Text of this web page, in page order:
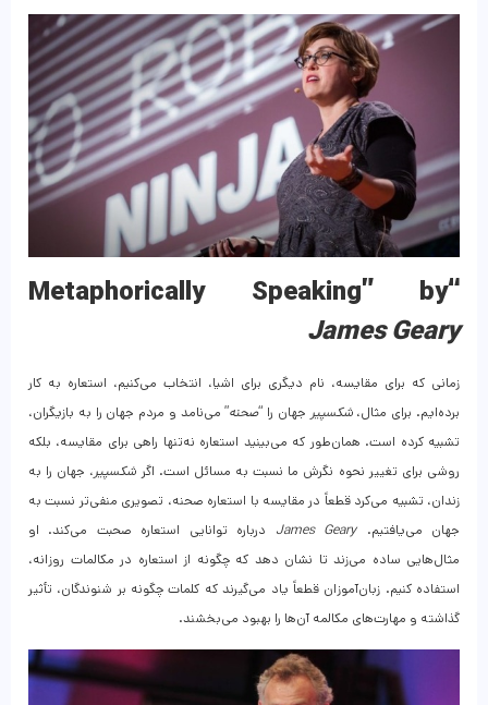
“Metaphorically Speaking” by
James Geary
زمانی که برای مقایسه، نام دیگری برای اشیا، انتخاب می‌کنیم، استعاره به کار
برده‌ایم. برای مثال،شکسپیر جهان را “صحنه” می‌نامد و مردم جهان را به بازیگران،
تشبیه کرده است. همان‌طور که می‌بینید استعاره نه‌تنها راهی برای مقایسه، بلکه
روشی برای تغییر نحوه نگرش ما نسبت به مسائل است. اگر شکسپیر، جهان را به
زندان، تشبیه می‌کرد قطعاً در مقایسه با استعاره صحنه، تصویری منفی‌تر نسبت به
جهان می‌یافتیم. James Geary درباره توانایی استعاره صحبت می‌کند. او
مثال‌هایی ساده می‌زند تا نشان دهد که چگونه از استعاره در مکالمات روزانه،
استفاده کنیم. زبان‌آموزان قطعاً یاد می‌گیرند که کلمات چگونه بر شنوندگان، تأثیر
گذاشته و مهارت‌های مکالمه آن‌ها را بهبود می‌بخشند.